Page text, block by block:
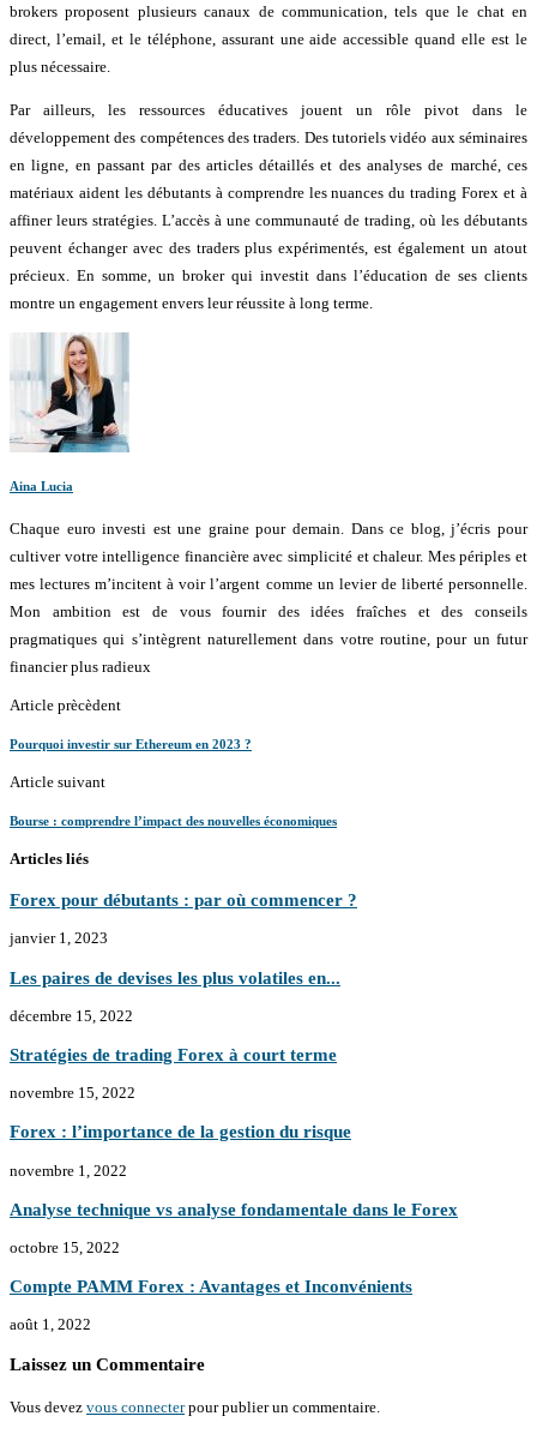
brokers proposent plusieurs canaux de communication, tels que le chat en
direct, l’email, et le téléphone, assurant une aide accessible quand elle est le
plus nécessaire.
Par ailleurs, les ressources éducatives jouent un rôle pivot dans le
développement des compétences des traders. Des tutoriels vidéo aux séminaires
en ligne, en passant par des articles détaillés et des analyses de marché, ces
matériaux aident les débutants à comprendre les nuances du trading Forex et à
affiner leurs stratégies. L’accès à une communauté de trading, où les débutants
peuvent échanger avec des traders plus expérimentés, est également un atout
précieux. En somme, un broker qui investit dans l’éducation de ses clients
montre un engagement envers leur réussite à long terme.
Aina Lucia
Chaque euro investi est une graine pour demain. Dans ce blog, j’écris pour
cultiver votre intelligence financière avec simplicité et chaleur. Mes périples et
mes lectures m’incitent à voir l’argent comme un levier de liberté personnelle.
Mon ambition est de vous fournir des idées fraîches et des conseils
pragmatiques qui s’intègrent naturellement dans votre routine, pour un futur
financier plus radieux
Article prècèdent
Pourquoi investir sur Ethereum en 2023 ?
Article suivant
Bourse : comprendre l’impact des nouvelles économiques
Articles liés
Forex pour débutants : par où commencer ?
janvier 1, 2023
Les paires de devises les plus volatiles en...
décembre 15, 2022
Stratégies de trading Forex à court terme
novembre 15, 2022
Forex : l’importance de la gestion du risque
novembre 1, 2022
Analyse technique vs analyse fondamentale dans le Forex
octobre 15, 2022
Compte PAMM Forex : Avantages et Inconvénients
août 1, 2022
Laissez un Commentaire
Vous devez vous connecterpour publier un commentaire.